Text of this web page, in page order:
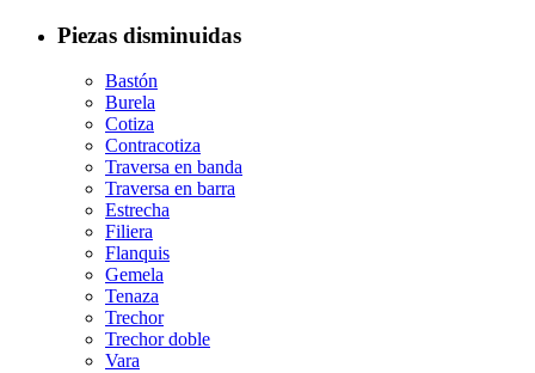
Piezas disminuidas
Bastón
Burela
Cotiza
Contracotiza
Traversa en banda
Traversa en barra
Estrecha
Filiera
Flanquis
Gemela
Tenaza
Trechor
Trechor doble
Vara